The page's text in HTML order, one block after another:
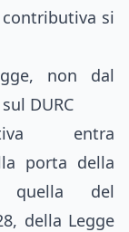
si
non dal
DURC
entra
porta della
del
della Legge